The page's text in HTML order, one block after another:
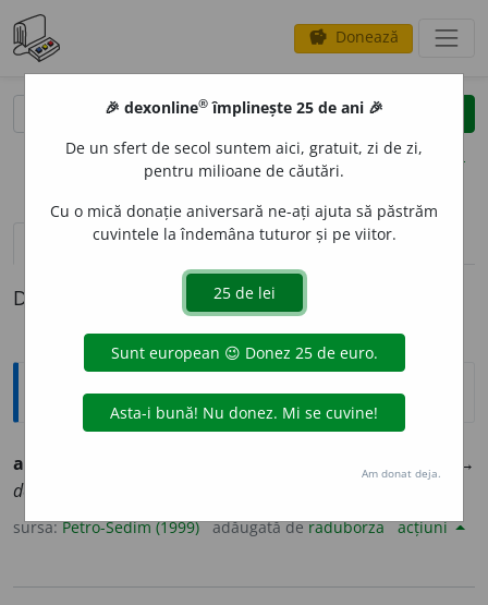
savings Donează
clear
opțiuni
definiții (1)
Definiția cu ID-ul 528049:
Jargon
abatere standard
→
deviație standard.
sursa:Petro-Sedim (1999) adăugată deraduborza acțiuni
🎉 dexonline® împlinește 25 de ani 🎉
De un sfert de secol suntem aici, gratuit, zi de zi,
pentru milioane de căutări.
Cu o mică donație aniversară ne-ați ajuta să păstrăm
cuvintele la îndemâna tuturor și pe viitor.
Am donat deja.